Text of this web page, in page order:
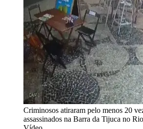
Criminosos atiraram pelo menos 20
assassinados na Barra da Tijuca no Rio